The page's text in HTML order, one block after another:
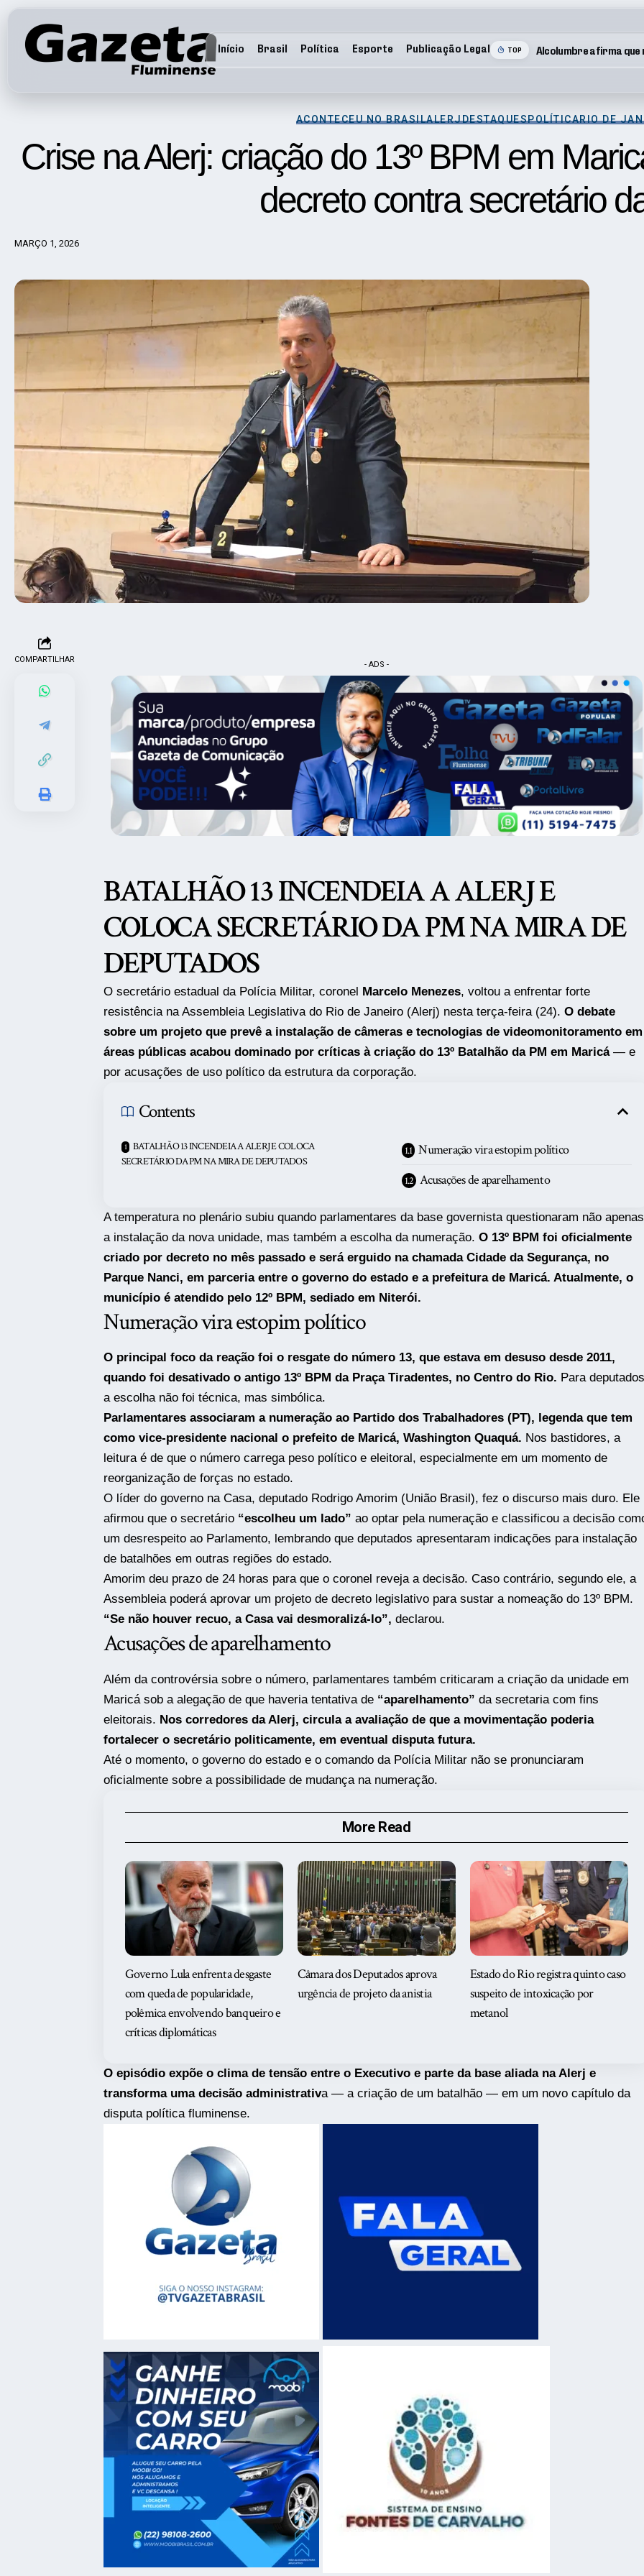
Início Brasil Política Esporte Publicação Legal TOP
ACONTECEU NO BRASILALERJDESTAQUESPOLÍTICARIO DE
Crise na Alerj: criação do 13º BPM em
decreto contra secretário
MARÇO 1, 2026
COMPARTILHAR
- ADS -
BATALHÃO 13 INCENDEIA A ALERJ E
COLOCA SECRETÁRIO DA PM NA MIRA DE
DEPUTADOS
O secretário estadual da Polícia Militar, coronel Marcelo Menezes, voltou a enfrentar forte
resistência naAssembleia Legislativa do Rio de Janeiro(Alerj) nesta terça-feira (24). O debate
sobre um projeto que prevê a instalação de câmeras e tecnologias de videomonitoramento em
áreas públicas acabou dominado por críticas à criação do 13º Batalhão da PM em Maricá— e
por acusações de uso político da estrutura da corporação.
Contents
BATALHÃO 13 INCENDEIA A ALERJ E COLOCA
SECRETÁRIO DA PM NA MIRA DE DEPUTADOS
Numeração vira estopim político
Acusações de aparelhamento
A temperatura no plenário subiu quando parlamentares da base governista questionaram não apenas
a instalação da nova unidade, mas também a escolha da numeração. O 13º BPM foi oficialmente
criado por decreto no mês passado e será erguido na chamada Cidade da Segurança, no
Parque Nanci, em parceria entre o governo do estado e a prefeitura de Maricá. Atualmente, o
município é atendido pelo 12º BPM, sediado em Niterói.
Numeração vira estopim político
O principal foco da reação foi o resgate do número 13, que estava em desuso desde 2011,
quando foi desativado o antigo 13º BPM da Praça Tiradentes, no Centro do Rio. Para
a escolha não foi técnica, mas simbólica.
Parlamentares associaram a numeração ao Partido dos Trabalhadores(PT), legenda que tem
como vice-presidente nacional o prefeito de Maricá, Washington Quaquá. Nos bastidores, a
leitura é de que o número carrega peso político e eleitoral, especialmente em um momento de
reorganização de forças no estado.
O líder do governo na Casa, deputado Rodrigo Amorim (União Brasil), fez o discurso mais duro. Ele
afirmou que o secretário“escolheu um lado” ao optar pela numeração e classificou a decisão
um desrespeito ao Parlamento, lembrando que deputados apresentaram indicações para instalação
de batalhões em outras regiões do estado.
Amorim deu prazo de 24 horas para que o coronel reveja a decisão. Caso contrário, segundo ele, a
Assembleia poderá aprovar um projeto de decreto legislativo para sustar a nomeação do 13º BPM.
“Se não houver recuo, a Casa vai desmoralizá-lo”, declarou.
Acusações de aparelhamento
Além da controvérsia sobre o número, parlamentares também criticaram a criação da unidade em
Maricá sob a alegação de que haveria tentativa de“aparelhamento” da secretaria com fins
eleitorais. Nos corredores da Alerj, circula a avaliação de que a movimentação poderia
fortalecer o secretário politicamente, em eventual disputa futura.
Até o momento, o governo do estado e o comando da Polícia Militar não se pronunciaram
oficialmente sobre a possibilidade de mudança na numeração.
More Read
Governo Lula enfrenta desgaste
com queda de popularidade,
polêmica envolvendo banqueiro e
críticas diplomáticas
Câmara dos Deputados aprova
urgência de projeto da anistia
Estado do Rio registra quinto caso
suspeito de intoxicação por
metanol
O episódio expõe o clima de tensão entre o Executivo e parte da base aliada na Alerj e
transforma uma decisão administrativa — a criação de um batalhão — em um novo capítulo da
disputa política fluminense.